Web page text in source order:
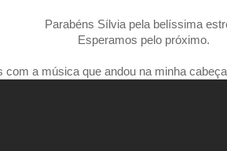
Parabéns Sílvia pela belíssima
Esperamos pelo próximo.
com a música que andou na minha